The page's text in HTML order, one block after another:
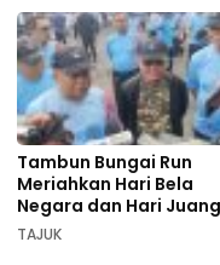
Tambun Bungai Run
Meriahkan Hari Bela
Negara dan Hari Juang
AD di Palangka Raya
TAJUK